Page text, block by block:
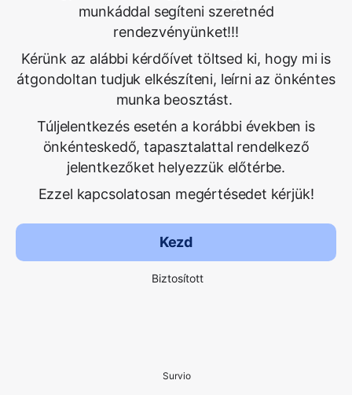
munkáddal segíteni szeretnéd
rendezvényünket!!!
Kérünk az alábbi kérdőívet töltsed ki, hogy mi is
átgondoltan tudjuk elkészíteni, leírni az önkéntes
munka beosztást.
Túljelentkezés esetén a korábbi években is
önkénteskedő, tapasztalattal rendelkező
jelentkezőket helyezzük előtérbe.
Ezzel kapcsolatosan megértésedet kérjük!
Kezd
Biztosított
Survio